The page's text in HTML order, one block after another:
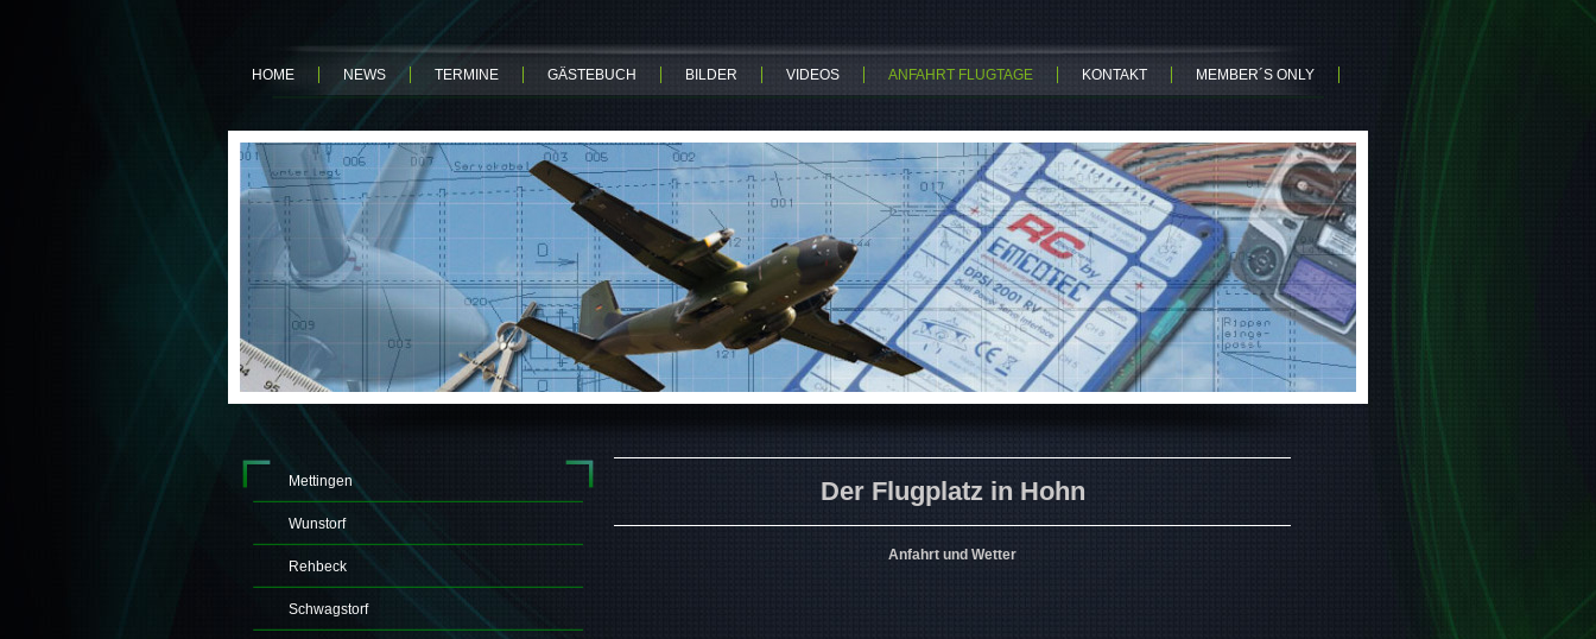
HOME NEWS TERMINE GÄSTEBUCH BILDER VIDEOS ANFAHRT FLUGTAGE KONTAKT MEMBER´S ONLY
Mettingen
Wunstorf
Rehbeck
Schwagstorf
Der Flugplatz in Hohn
Anfahrt und Wetter